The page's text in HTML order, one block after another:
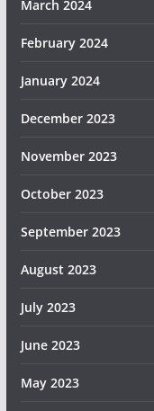
March 2024
February 2024
January 2024
December 2023
November 2023
October 2023
September 2023
August 2023
July 2023
June 2023
May 2023